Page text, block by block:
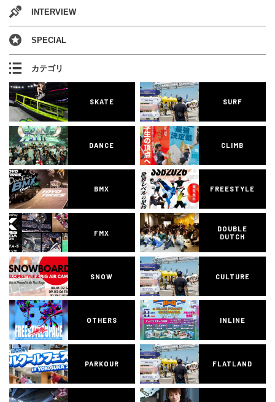
INTERVIEW
SPECIAL
カテゴリ
SKATE SURF
DANCE CLIMB
BMX FREESTYLE
FMX
DOUBLE
DUTCH
SNOW CULTURE
OTHERS INLINE
PARKOUR FLATLAND